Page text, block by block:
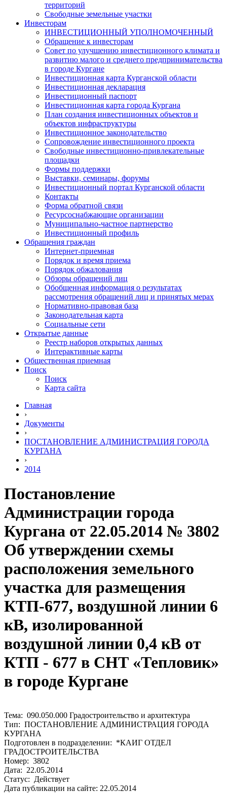
территорий
Свободные земельные участки
Инвесторам
ИНВЕСТИЦИОННЫЙ УПОЛНОМОЧЕННЫЙ
Обращение к инвесторам
Совет по улучшению инвестиционного климата и
развитию малого и среднего предпринимательства
в городе Кургане
Инвестиционная карта Курганской области
Инвестиционная декларация
Инвестиционный паспорт
Инвестиционная карта города Кургана
План создания инвестиционных объектов и
объектов инфраструктуры
Инвестиционное законодательство
Сопровождение инвестиционного проекта
Свободные инвестиционно-привлекательные
площадки
Формы поддержки
Выставки, семинары, форумы
Инвестиционный портал Курганской области
Контакты
Форма обратной связи
Ресурсоснабжающие организации
Муниципально-частное партнерство
Инвестиционный профиль
Обращения граждан
Интернет-приемная
Порядок и время приема
Порядок обжалования
Обзоры обращений лиц
Обобщенная информация о результатах
рассмотрения обращений лиц и принятых мерах
Нормативно-правовая база
Законодательная карта
Социальные сети
Открытые данные
Реестр наборов открытых данных
Интерактивные карты
Общественная приемная
Поиск
Поиск
Карта сайта
Главная
›
Документы
›
ПОСТАНОВЛЕНИЕ АДМИНИСТРАЦИЯ ГОРОДА
КУРГАНА
›
2014
Постановление
Администрации города
Кургана от 22.05.2014 № 3802
Об утверждении схемы
расположения земельного
участка для размещения
КТП-677, воздушной линии 6
кВ, изолированной
воздушной линии 0,4 кВ от
КТП - 677 в СНТ «Тепловик»
в городе Кургане
Тема: 090.050.000 Градостроительство и архитектура
Тип: ПОСТАНОВЛЕНИЕ АДМИНИСТРАЦИЯ ГОРОДА
КУРГАНА
Подготовлен в подразделении: *КАИГ ОТДЕЛ
ГРАДОСТРОИТЕЛЬСТВА
Номер: 3802
Дата: 22.05.2014
Статус: Действует
Дата публикации на сайте: 22.05.2014